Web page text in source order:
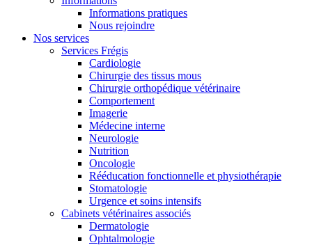
Informations pratiques
Nous rejoindre
Nos services
Services Frégis
Cardiologie
Chirurgie des tissus mous
Chirurgie orthopédique vétérinaire
Comportement
Imagerie
Médecine interne
Neurologie
Nutrition
Oncologie
Rééducation fonctionnelle et physiothérapie
Stomatologie
Urgence et soins intensifs
Cabinets vétérinaires associés
Dermatologie
Ophtalmologie